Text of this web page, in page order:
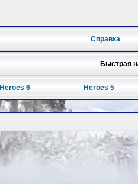
Справка
Быстрая
Heroes 6 Heroes 5